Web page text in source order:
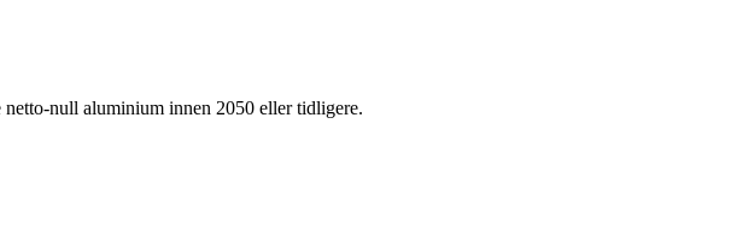
null aluminium innen 2050 eller tidligere.